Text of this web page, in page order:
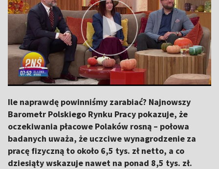
Ile naprawdę powinniśmy zarabiać? Najnowszy
Barometr Polskiego Rynku Pracy pokazuje, że
oczekiwania płacowe Polaków rosną – połowa
badanych uważa, że uczciwe wynagrodzenie za
pracę fizyczną to około 6,5 tys. zł netto, a co
dziesiąty wskazuje nawet na ponad 8,5 tys. zł.